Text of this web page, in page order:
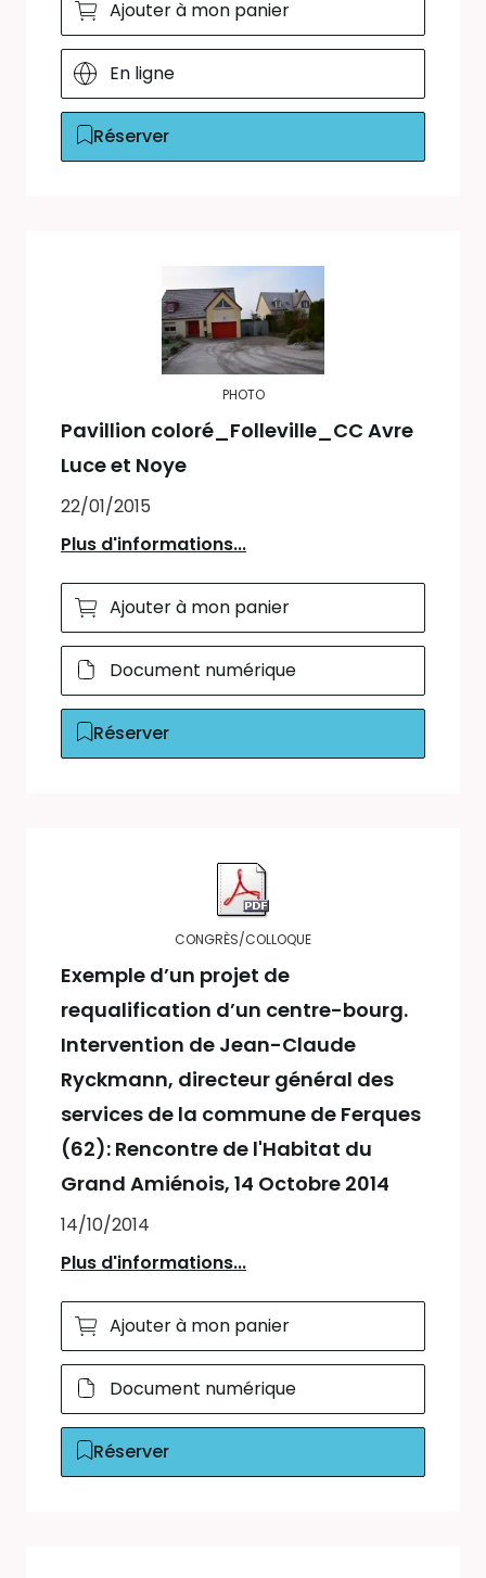
Ajouter à mon panier
En ligne
Réserver
PHOTO
Pavillion coloré_Folleville_CC Avre
Luce et Noye
22/01/2015
Plus d'informations...
Ajouter à mon panier
Document numérique
Réserver
CONGRÈS/COLLOQUE
Exemple d’un projet de
requalification d’un centre-bourg.
Intervention de Jean-Claude
Ryckmann, directeur général des
services de la commune de Ferques
(62): Rencontre de l'Habitat du
Grand Amiénois, 14 Octobre 2014
14/10/2014
Plus d'informations...
Ajouter à mon panier
Document numérique
Réserver